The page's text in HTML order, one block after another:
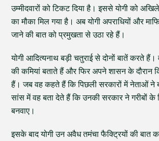
उम्मीदवारों को टिकट दिया है। इससे योगी को
का मौका मिल गया है। अब योगी अपराधियों और
जाने की बात को प्रमुखता से उठा रहे हैं।
योगी आदित्यनाथ बड़ी चतुराई से दोनों बातें करते
की कमियां बताते हैं और फिर अपने शासन के दौरान
हैं। जब वह कहते हैं कि पिछली सरकारों में नेताओं ने
सांस में वह बता देते हैं कि उनकी सरकार ने गरीबों के
बनवाए।
इसके बाद योगी उन अवैध तमंचा फैक्ट्रियों की बात